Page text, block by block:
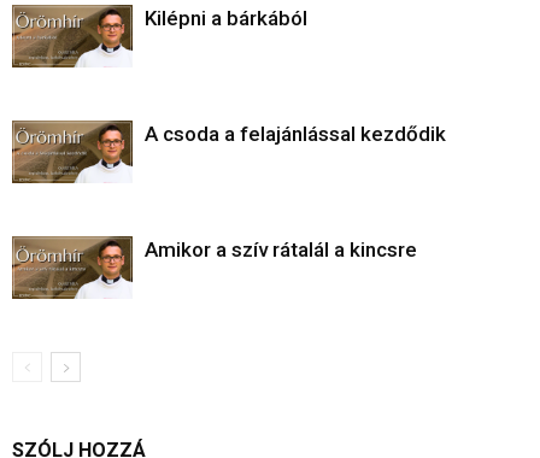
Kilépni a bárkából
A csoda a felajánlással kezdődik
Amikor a szív rátalál a kincsre
SZÓLJ HOZZÁ